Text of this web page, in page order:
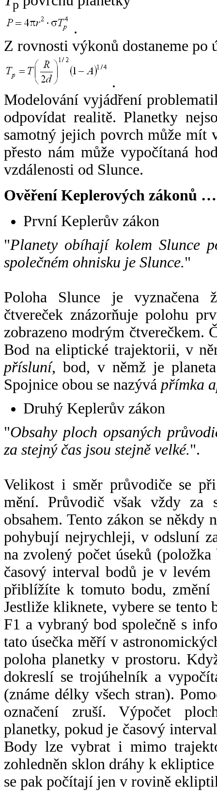
p
.
Z rovnosti výkonů dostaneme po
.
Modelování vyjádření
odpovídat realitě. Planetky
samotný jejich povrch může mít
přesto nám může vypočítaná
vzdálenosti od Slunce.
Ověření Keplerových zákonů …
První Keplerův zákon
"Planety obíhají kolem Slunce
společném ohnisku je Slunce."
Poloha Slunce je vyznačena
čtvereček znázorňuje polohu
zobrazeno modrým čtverečkem.
Bod na eliptické trajektorii, v
přísluní, bod, v němž je
Spojnice obou se nazývá přímka
Druhý Keplerův zákon
"Obsahy ploch opsaných
za stejný čas jsou stejně velké.".
Velikost i směr průvodiče se
mění. Průvodič však vždy za
obsahem. Tento zákon se někdy
pohybují nejrychleji, v odsluní
na zvolený počet úseků
časový interval bodů je v
přiblížíte k tomuto bodu,
Jestliže kliknete, vybere se tento
F1 a vybraný bod společně s
tato úsečka měří v
poloha planetky v prostoru.
dokreslí se trojúhelník a
(známe délky všech stran).
označení zruší. Výpočet
planetky, pokud je časový
Body lze vybrat i mimo
zohledněn sklon dráhy k
se pak počítají jen v rovině